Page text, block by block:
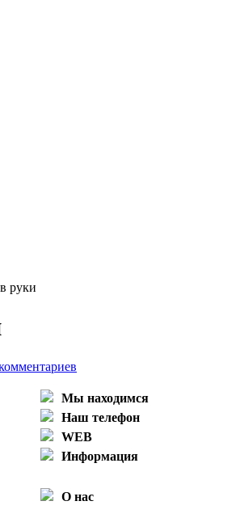
руки
Мы находимся
Наш телефон
WEB
Информация
О нас